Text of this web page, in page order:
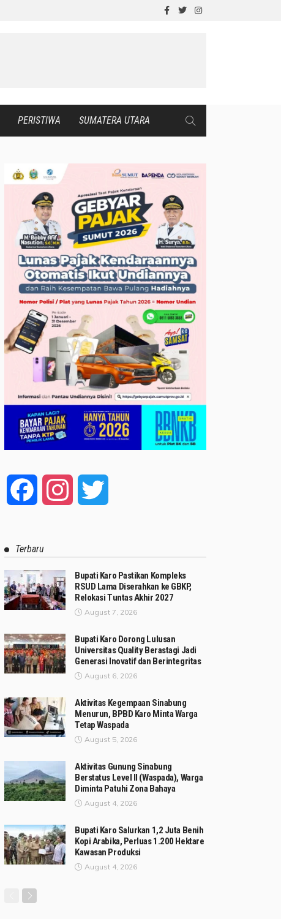
PERISTIWA SUMATERA UTARA
Facebook Instagram
Terbaru
Bupati Karo Pastikan Kompleks
RSUD Lama Diserahkan ke GBKP,
Relokasi Tuntas Akhir 2027
August 7, 2026
Bupati Karo Dorong Lulusan
Universitas Quality Berastagi Jadi
Generasi Inovatif dan Berintegritas
August 6, 2026
Aktivitas Kegempaan Sinabung
Menurun, BPBD Karo Minta Warga
Tetap Waspada
August 5, 2026
Aktivitas Gunung Sinabung
Berstatus Level II (Waspada), Warga
Diminta Patuhi Zona Bahaya
August 4, 2026
Bupati Karo Salurkan 1,2 Juta Benih
Kopi Arabika, Perluas 1.200 Hektare
Kawasan Produksi
August 4, 2026